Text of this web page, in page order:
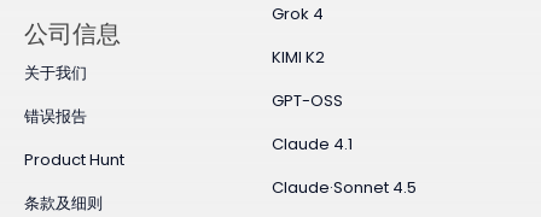
Grok 4
KIMI K2
GPT-OSS
Claude 4.1
Claude·Sonnet 4.5
公司信息
关于我们
错误报告
Product Hunt
条款及细则